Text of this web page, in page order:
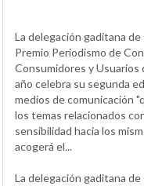
La delegación gaditana
Premio Periodismo de
Consumidores y Usuarios
año celebra su segunda
medios de comunicación
los temas relacionados
sensibilidad hacia los
acogerá el...
La delegación gaditana